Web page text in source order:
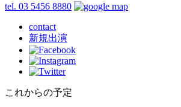
tel. 03 5456 8880
contact
新規出演
これからの予定